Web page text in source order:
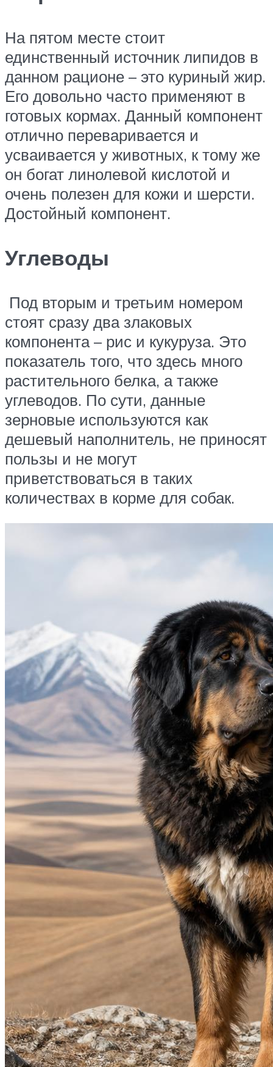
На пятом месте стоит
единственный источник липидов в
данном рационе – это куриный жир.
Его довольно часто применяют в
готовых кормах. Данный компонент
отлично переваривается и
усваивается у животных, к тому же
он богат линолевой кислотой и
очень полезен для кожи и шерсти.
Достойный компонент.
Углеводы
Под вторым и третьим номером
стоят сразу два злаковых
компонента – рис и кукуруза. Это
показатель того, что здесь много
растительного белка, а также
углеводов. По сути, данные
зерновые используются как
дешевый наполнитель, не приносят
пользы и не могут
приветствоваться в таких
количествах в корме для собак.